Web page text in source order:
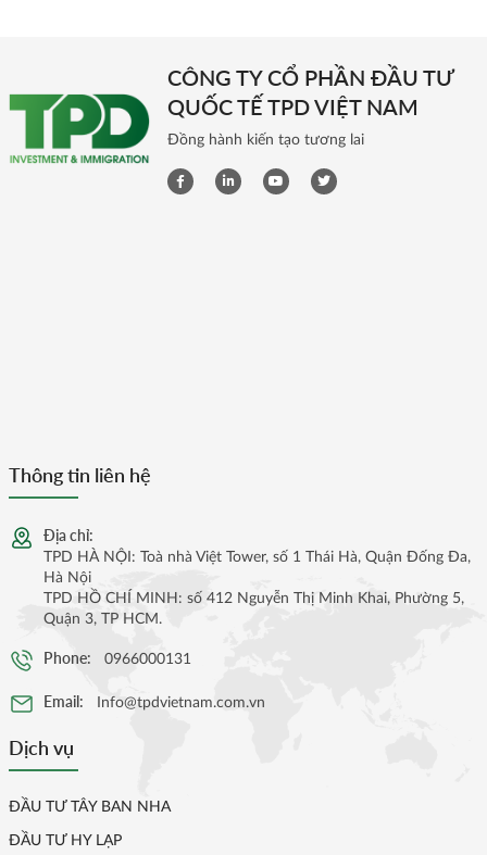
CÔNG TY CỔ PHẦN ĐẦU TƯ
QUỐC TẾ TPD VIỆT NAM
Đồng hành kiến tạo tương lai
Thông tin liên hệ
Địa chỉ:
TPD HÀ NỘI: Toà nhà Việt Tower, số 1 Thái Hà, Quận Đống Đa,
Hà Nội
TPD HỒ CHÍ MINH: số 412 Nguyễn Thị Minh Khai, Phường 5,
Quận 3, TP HCM.
Phone: 0966000131
Email: Info@tpdvietnam.com.vn
Dịch vụ
ĐẦU TƯ TÂY BAN NHA
ĐẦU TƯ HY LẠP